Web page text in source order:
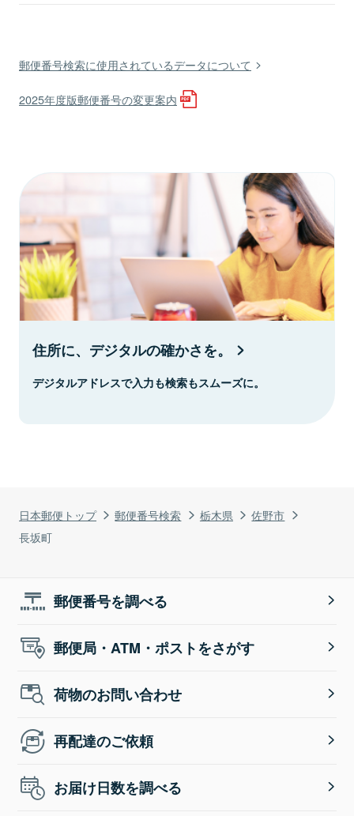
日本郵便トップ 郵便番号検索 栃木県
佐野市
長坂町
郵便番号検索に使用されているデータについて
2025年度版郵便番号の変更案内
住所に、デジタルの確かさを。
デジタルアドレスで入力も検索もスムーズに。
郵便番号を調べる
郵便局・ATM・ポストをさがす
荷物のお問い合わせ
再配達のご依頼
お届け日数を調べる